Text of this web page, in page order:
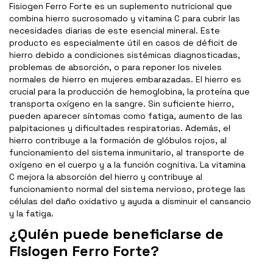
Fisiogen Ferro Forte es un suplemento nutricional que
combina hierro sucrosomado y vitamina C para cubrir las
necesidades diarias de este esencial mineral. Este
producto es especialmente útil en casos de déficit de
hierro debido a condiciones sistémicas diagnosticadas,
problemas de absorción, o para reponer los niveles
normales de hierro en mujeres embarazadas. El hierro es
crucial para la producción de hemoglobina, la proteína que
transporta oxígeno en la sangre. Sin suficiente hierro,
pueden aparecer síntomas como fatiga, aumento de las
palpitaciones y dificultades respiratorias. Además, el
hierro contribuye a la formación de glóbulos rojos, al
funcionamiento del sistema inmunitario, al transporte de
oxígeno en el cuerpo y a la función cognitiva. La vitamina
C mejora la absorción del hierro y contribuye al
funcionamiento normal del sistema nervioso, protege las
células del daño oxidativo y ayuda a disminuir el cansancio
y la fatiga.
¿Quién puede beneficiarse de
Fisiogen Ferro Forte?